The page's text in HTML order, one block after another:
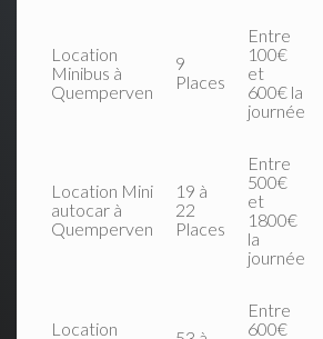
Location
Minibus à
Quemperven
9
Places
Entre
100€
et
600€ la
journée
Location Mini
autocar à
Quemperven
19 à
22
Places
Entre
500€
et
1800€
la
journée
Location
Entre
600€